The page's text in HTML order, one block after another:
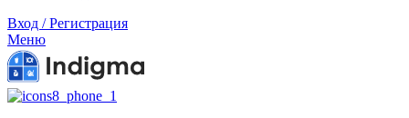
Вход / Регистрация
Меню